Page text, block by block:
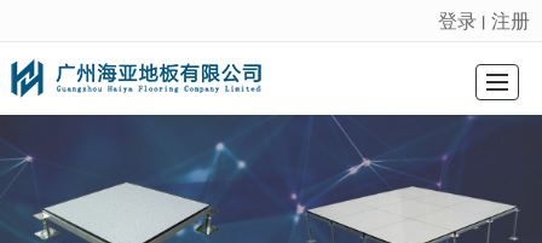
很遗憾，因您的浏览器版本过低导致无法获得最佳浏览体验，推荐下载安装谷歌浏览器！
登录 丨 注册